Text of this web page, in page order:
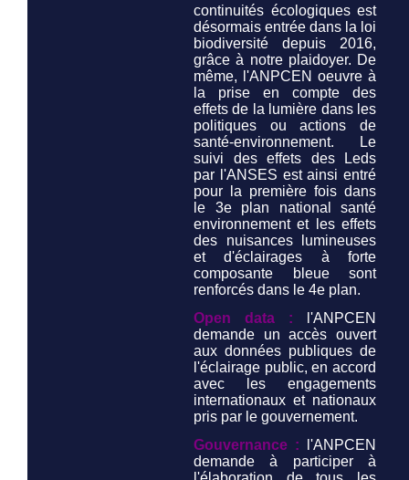
continuités écologiques est
désormais entrée dans la loi
biodiversité depuis 2016,
grâce à notre plaidoyer. De
même, l'ANPCEN oeuvre à
la prise en compte des
effets de la lumière dans les
politiques ou actions de
santé-environnement. Le
suivi des effets des Leds
par l'ANSES est ainsi entré
pour la première fois dans
le 3e plan national santé
environnement et les effets
des nuisances lumineuses
et d'éclairages à forte
composante bleue sont
renforcés dans le 4e plan.
Open data : l'ANPCEN
demande un accès ouvert
aux données publiques de
l'éclairage public, en accord
avec les engagements
internationaux et nationaux
pris par le gouvernement.
Gouvernance :
l'ANPCEN
demande à participer à